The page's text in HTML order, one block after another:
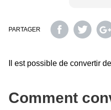
PARTAGER
Il est possible de convertir
Comment